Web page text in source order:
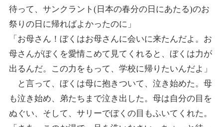
待って、サンクラント(日本の春分の日にあたる)のお
祭りの日に帰ればよかったのに」
「お母さん！ぼくはお母さんに会いに来たんだよ。お
母さんがぼくを愛情こめて見てくれると、ぼくは力が
出るんだ。この力をもって、学校に帰りたいんだよ」
と言って、ぼくは母に抱きついて、泣き始めた。母
も泣き始め、弟たちまで泣き出した。母は自分の目を
ぬぐい、そして、サリーでぼくの目もふいてくれた。